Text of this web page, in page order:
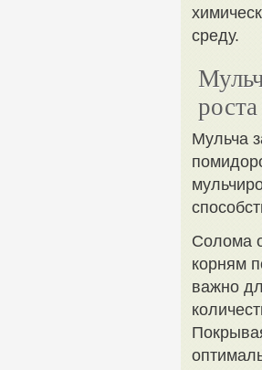
среду.
роста
Мульча
Солома
корням
важно